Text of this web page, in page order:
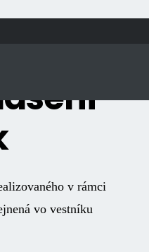
v rámci
vo vestníku